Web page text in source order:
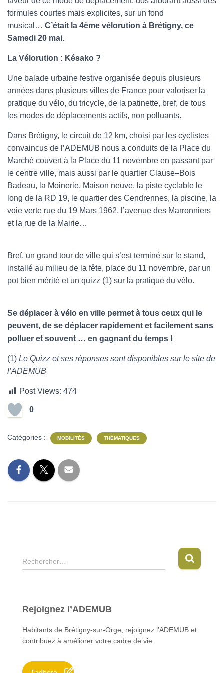
formules courtes mais explicites, sur un fond
musical… C’était la 4ème vélorution à Brétigny, ce
Samedi 20 mai.
La Vélorution : Késako ?
Une balade urbaine festive organisée depuis plusieurs
années dans plusieurs villes de France pour valoriser la
pratique du vélo, du tricycle, de la patinette, bref, de tous
les modes de déplacements actifs, non polluants.
Dans Brétigny, le circuit de 12 km, choisi par les cyclistes
convaincus de l’ADEMUB nous a conduits de la Place du
Marché couvert à la Place du 11 novembre en passant par
le centre ville, mais aussi par le quartier Clause–Bois
Badeau, la Moinerie, Maison neuve, la piste cyclable le
long de la RD 19, le quartier des Cendrennes, la piscine, la
voie verte rue du 19 Mars 1962, l’avenue des Marronniers
et la rue de la Mairie…
Bref, un grand tour de ville qui s’est terminé sur le stand,
installé au milieu de la fête, place du 11 novembre, par un
pot bien mérité et un quizz (1) sur la pratique du vélo.
Se déplacer à vélo en ville permet à tous ceux qui le
peuvent, de se déplacer rapidement et facilement sans
polluer et souvent … en gagnant du temps !
(1) Le Quizz et ses réponses sont disponibles sur le site de
l’ADEMUB
Post Views: 474
0
Catégories : MOBILITÉS THÉMATIQUES
R
e
r
h
e
Rechercher…
Rejoignez l’ADEMUB
Habitants de Brétigny-sur-Orge, rejoignez l’ADEMUB et
contribuez à améliorer votre cadre de vie.